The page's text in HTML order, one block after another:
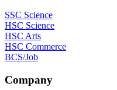
SSC Science
HSC Science
HSC Arts
HSC Commerce
BCS/Job
Company